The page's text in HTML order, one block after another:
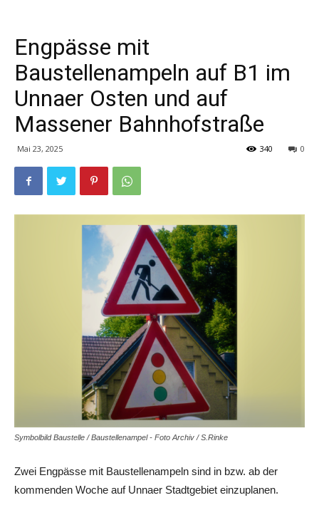
Engpässe mit
Baustellenampeln auf B1 im
Unnaer Osten und auf
Massener Bahnhofstraße
Mai 23, 2025 0
340
Symbolbild Baustelle / Baustellenampel - Foto Archiv / S.Rinke
Zwei Engpässe mit Baustellenampeln sind in bzw. ab der
kommenden Woche auf Unnaer Stadtgebiet einzuplanen.